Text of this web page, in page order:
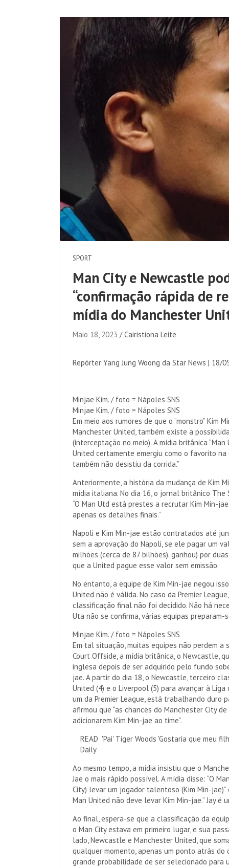
SPORT
Man City e Newcastle
“confirmação rápida de
mídia do Manchester
Maio 18, 2023 Cairistiona Leite
Repórter Yang Jung Woong da Star News | 18/
Minjae Kim. / foto = Nápoles SNS
Minjae Kim. / foto = Nápoles SNS
Em meio aos rumores de que o “monstro” Kim
Manchester United, também existe a
(interceptação no meio). A mídia britânica
United certamente emergiu como o favorito
também não desistiu da corrida.”
Anteriormente, a história da mudança de Kim
mídia italiana. No dia 16, o jornal britânico
“O Man Utd está prestes a recrutar Kim Min-
apenas os detalhes finais.”
Napoli e Kim Min-jae estão contratados até
sem a aprovação do Napoli, se ele pagar um
milhões (cerca de 87 bilhões). ganhou) por
que a United pague esse valor sem emissão.
No entanto, a equipe de Kim Min-jae negou
United não é válida. No caso da Premier
classificação final não foi decidido. Não há
Uta não se confirma, várias equipas
Minjae Kim. / foto = Nápoles SNS
Em tal situação, muitas equipes não perdem a
Court Offside, a mídia britânica, o Newcastle,
inglesa depois de ser adquirido pelo fundo
jae. A partir do dia 18, o Newcastle, terceiro
United (4) e o Liverpool (5) para avançar à Liga
um da Premier League, está trabalhando duro
afirmou que “as chances do Manchester City
adicionarem Kim Min-jae ao time”.
READ 'Pai' Tiger Woods 'Gostaria que meu
Daily
Ao mesmo tempo, a mídia insistiu que o
Jae o mais rápido possível. A mídia disse: “O
City) levar um jogador talentoso (Kim Min-
Man United não deve levar Kim Min-jae.” Jay é
Ao final, espera-se que a classificação da
o Man City estava em primeiro lugar, e sua
lado, Newcastle e Manchester United, que
qualquer momento, apenas um ponto atrás
grande probabilidade de ser selecionado para